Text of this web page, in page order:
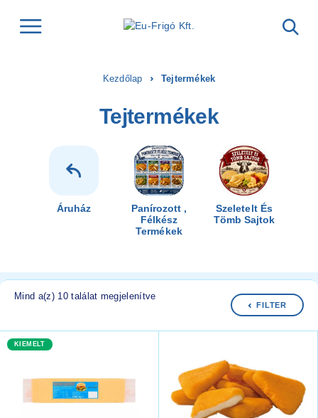
Kezdőlap Tejtermékek
Tejtermékek
Áruház
Panírozott ,
Félkész
Termékek
Szeletelt És
Tömb Sajtok
Mind a(z) 10 találat megjelenítve
FILTER
KIEMELT